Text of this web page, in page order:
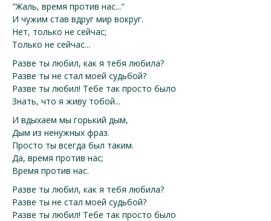
"Жаль, время против нас..."
И чужим став вдруг мир вокруг.
Нет, только не сейчас;
Только не сейчас...
Разве ты любил, как я тебя любила?
Разве ты не стал моей судьбой?
Разве ты любил! Тебе так просто было
Знать, что я живу тобой...
И вдыхаем мы горький дым,
Дым из ненужных фраз.
Просто ты всегда был таким.
Да, время против нас;
Время против нас.
Разве ты любил, как я тебя любила?
Разве ты не стал моей судьбой?
Разве ты любил! Тебе так просто было